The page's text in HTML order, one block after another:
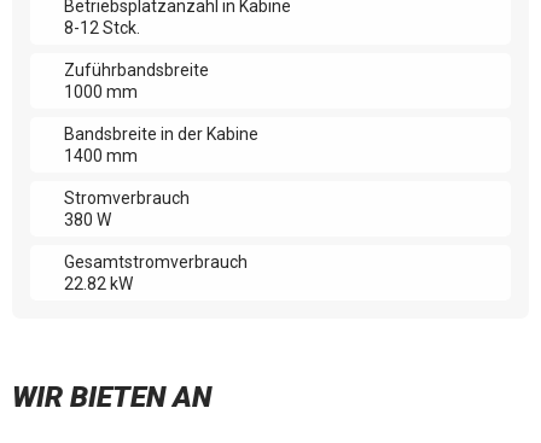
Betriebsplatzanzahl in Kabine
8-12 Stck.
Zuführbandsbreite
1000 mm
Bandsbreite in der Kabine
1400 mm
Stromverbrauch
380 W
Gesamtstromverbrauch
22.82 kW
WIR BIETEN AN